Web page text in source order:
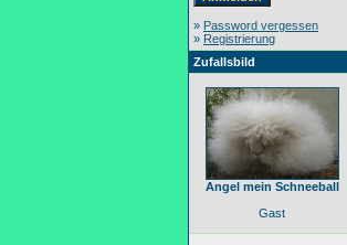
» Password vergessen
» Registrierung
Zufallsbild
Angel mein Schneeball
Gast